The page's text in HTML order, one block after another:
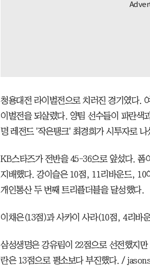
청용대전 라이벌전으로 치러진 경기였다.
이벌전을 되살렸다. 양팀 선수들이 파란색
명 레전드 '작은탱크' 최경희가 시투자로 나
KB스타즈가 전반을 45-36으로 앞섰다. 폼
지배했다. 강이슬은 10점, 11리바운드, 10
개인통산 두 번째 트리플더블을 달성했다.
이채은(13점)과 사카이 사라(10점, 4리바
삼성생명은 강유림이 22점으로 선전했지
란은 13점으로 평소보다 부진했다. /